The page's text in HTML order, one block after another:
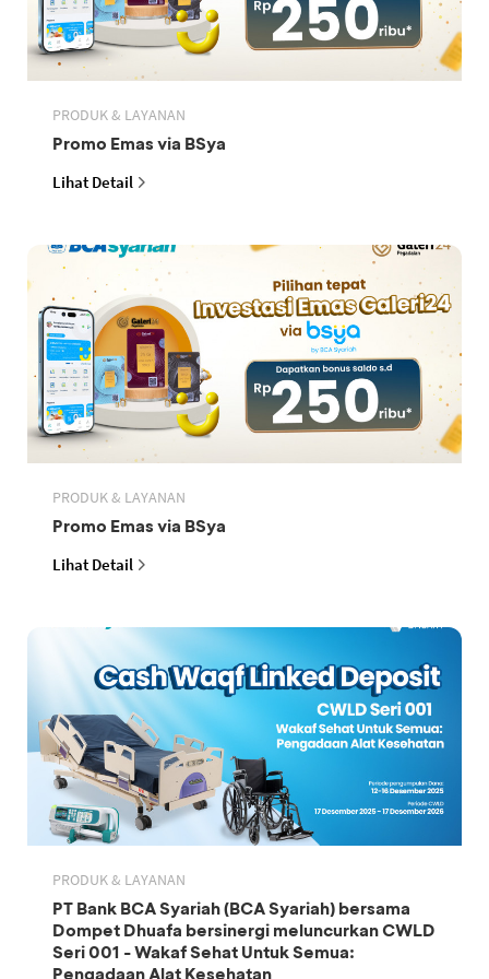
PRODUK & LAYANAN
Promo Emas via BSya
Lihat Detail
PRODUK & LAYANAN
Promo Emas via BSya
Lihat Detail
PRODUK & LAYANAN
PT Bank BCA Syariah (BCA Syariah) bersama
Dompet Dhuafa bersinergi meluncurkan CWLD
Seri 001 - Wakaf Sehat Untuk Semua:
Pengadaan Alat Kesehatan